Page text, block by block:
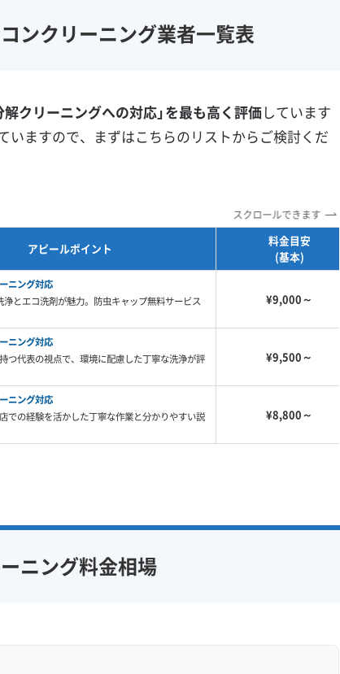
ハウスダスト除去
即日対応可能
24時間対応
防汚コーティング
ンクリーニング業者一覧表
解クリーニングへの対応」を最も高く評価しています
ますので、まずはこちらのリストからご検討くだ
スクロールできます
アピールポイント
料金目安
(基本)
ニング対応
浄とエコ洗剤が魅力。防虫キャップ無料サービス
¥9,000～
ニング対応
つ代表の視点で、環境に配慮した丁寧な洗浄が評
¥9,500～
ニング対応
での経験を活かした丁寧な作業と分かりやすい説
¥8,800～
ニング料金相場